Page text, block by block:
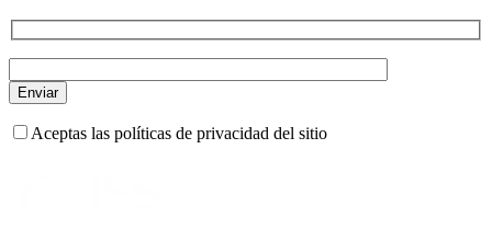
Aceptas las políticas de privacidad del sitio